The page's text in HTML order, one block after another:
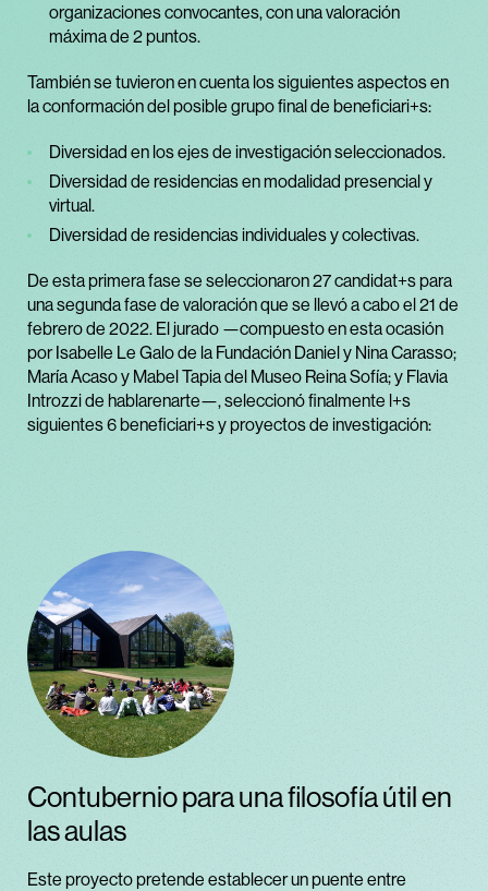
organizaciones convocantes, con una valoración
máxima de 2 puntos.
También se tuvieron en cuenta los siguientes aspectos en
la conformación del posible grupo final de beneficiari+s:
Diversidad en los ejes de investigación seleccionados.
Diversidad de residencias en modalidad presencial y
virtual.
Diversidad de residencias individuales y colectivas.
De esta primera fase se seleccionaron 27 candidat+s para
una segunda fase de valoración que se llevó a cabo el 21 de
febrero de 2022. El jurado —compuesto en esta ocasión
por Isabelle Le Galo de la Fundación Daniel y Nina Carasso;
María Acaso y Mabel Tapia del Museo Reina Sofía; y Flavia
Introzzi de hablarenarte—, seleccionó finalmente l+s
siguientes 6 beneficiari+s y proyectos de investigación:
Contubernio para una filosofía útil en
las aulas
Este proyecto pretende establecer un puente entre